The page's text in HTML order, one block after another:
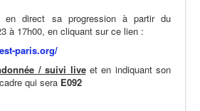
en direct sa progression à partir du
à 17h00, en cliquant sur ce lien :
paris.org/
/ suivi liveet en indiquant son
qui sera E092